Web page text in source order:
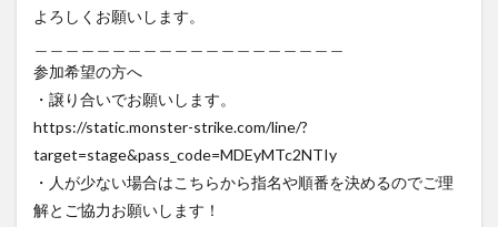
よろしくお願いします。
参加希望の方へ
・譲り合いでお願いします。
https://static.monster-strike.com/line/?
target=stage&pass_code=MDEyMTc2NTIy
・人が少ない場合はこちらから指名や順番を決めるのでご理
解とご協力お願いします！